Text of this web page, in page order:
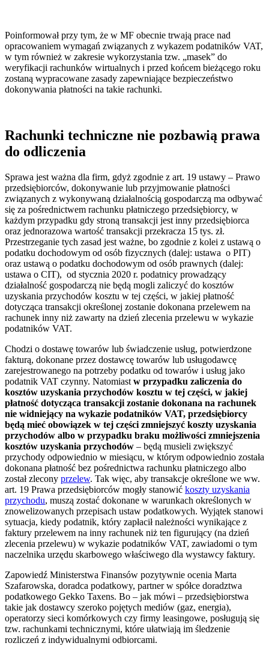
Poinformował przy tym, że w MF obecnie trwają prace nad
opracowaniem wymagań związanych z wykazem podatników VAT,
w tym również w zakresie wykorzystania tzw. „masek” do
weryfikacji rachunków wirtualnych i przed końcem bieżącego roku
zostaną wypracowane zasady zapewniające bezpieczeństwo
dokonywania płatności na takie rachunki.
Rachunki techniczne nie pozbawią prawa
do odliczenia
Sprawa jest ważna dla firm, gdyż zgodnie z art. 19 ustawy – Prawo
przedsiębiorców, dokonywanie lub przyjmowanie płatności
związanych z wykonywaną działalnością gospodarczą ma odbywać
się za pośrednictwem rachunku płatniczego przedsiębiorcy, w
każdym przypadku gdy stroną transakcji jest inny przedsiębiorca
oraz jednorazowa wartość transakcji przekracza 15 tys. zł.
Przestrzeganie tych zasad jest ważne, bo zgodnie z kolei z ustawą o
podatku dochodowym od osób fizycznych (dalej: ustawa o PIT)
oraz ustawą o podatku dochodowym od osób prawnych (dalej:
ustawa o CIT), od stycznia 2020 r. podatnicy prowadzący
działalność gospodarczą nie będą mogli zaliczyć do kosztów
uzyskania przychodów kosztu w tej części, w jakiej płatność
dotycząca transakcji określonej zostanie dokonana przelewem na
rachunek inny niż zawarty na dzień zlecenia przelewu w wykazie
podatników VAT.
Chodzi o dostawę towarów lub świadczenie usług, potwierdzone
fakturą, dokonane przez dostawcę towarów lub usługodawcę
zarejestrowanego na potrzeby podatku od towarów i usług jako
podatnik VAT czynny. Natomiast w przypadku zaliczenia do
kosztów uzyskania przychodów kosztu w tej części, w jakiej
płatność dotycząca transakcji zostanie dokonana na rachunek
nie widniejący na wykazie podatników VAT, przedsiębiorcy
będą mieć obowiązek w tej części zmniejszyć koszty uzyskania
przychodów albo w przypadku braku możliwości zmniejszenia
kosztów uzyskania przychodów – będą musieli zwiększyć
przychody odpowiednio w miesiącu, w którym odpowiednio została
dokonana płatność bez pośrednictwa rachunku płatniczego albo
został zlecony przelew. Tak więc, aby transakcje określone we ww.
art. 19 Prawa przedsiębiorców mogły stanowić koszty uzyskania
przychodu, muszą zostać dokonane w warunkach określonych w
znowelizowanych przepisach ustaw podatkowych. Wyjątek stanowi
sytuacja, kiedy podatnik, który zapłacił należności wynikające z
faktury przelewem na inny rachunek niż ten figurujący (na dzień
zlecenia przelewu) w wykazie podatników VAT, zawiadomi o tym
naczelnika urzędu skarbowego właściwego dla wystawcy faktury.
Zapowiedź Ministerstwa Finansów pozytywnie ocenia Marta
Szafarowska, doradca podatkowy, partner w spółce doradztwa
podatkowego Gekko Taxens. Bo ‒ jak mówi ‒ przedsiębiorstwa
takie jak dostawcy szeroko pojętych mediów (gaz, energia),
operatorzy sieci komórkowych czy firmy leasingowe, posługują się
tzw. rachunkami technicznymi, które ułatwiają im śledzenie
rozliczeń z indywidualnymi odbiorcami.